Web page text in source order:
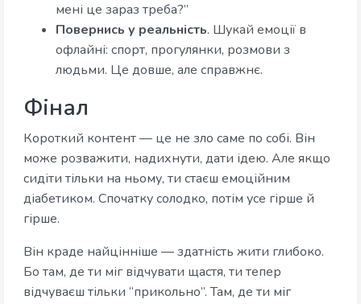
мені це зараз треба?”
Повернись у реальність. Шукай емоції в
офлайні: спорт, прогулянки, розмови з
людьми. Це довше, але справжнє.
Фінал
Короткий контент — це не зло саме по собі. Він
може розважити, надихнути, дати ідею. Але якщо
сидіти тільки на ньому, ти стаєш емоційним
діабетиком. Спочатку солодко, потім усе гірше й
гірше.
Він краде найцінніше — здатність жити глибоко.
Бо там, де ти міг відчувати щастя, ти тепер
відчуваєш тільки “прикольно”. Там, де ти міг